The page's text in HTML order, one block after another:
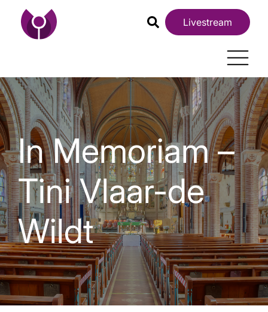
Livestream
In Memoriam –
Tini Vlaar-de
Wildt